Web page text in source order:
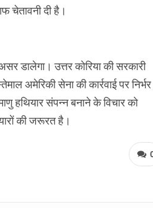
चेतावनी दी है।
डालेगा। उत्तर कोरिया की सरकारी
अमेरिकी सेना की कार्रवाई पर निर्भर
हथियार संपन्न बनाने के विचार को
की जरूरत है।